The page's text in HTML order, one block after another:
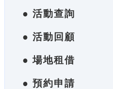
● 活動查詢
● 活動回顧
● 場地租借
● 預約申請